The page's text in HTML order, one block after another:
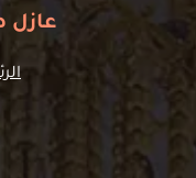
عازل